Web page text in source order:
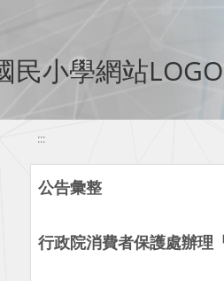
:::
公告彙整
行政院消費者保護處辦理